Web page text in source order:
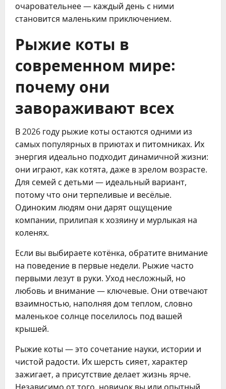
очаровательнее — каждый день с ними
становится маленьким приключением.
Рыжие коты в
современном мире:
почему они
завораживают всех
В 2026 году рыжие коты остаются одними из
самых популярных в приютах и питомниках. Их
энергия идеально подходит динамичной жизни:
они играют, как котята, даже в зрелом возрасте.
Для семей с детьми — идеальный вариант,
потому что они терпеливые и весёлые.
Одиноким людям они дарят ощущение
компании, прилипая к хозяину и мурлыкая на
коленях.
Если вы выбираете котёнка, обратите внимание
на поведение в первые недели. Рыжие часто
первыми лезут в руки. Уход несложный, но
любовь и внимание — ключевые. Они отвечают
взаимностью, наполняя дом теплом, словно
маленькое солнце поселилось под вашей
крышей.
Рыжие коты — это сочетание науки, истории и
чистой радости. Их шерсть сияет, характер
зажигает, а присутствие делает жизнь ярче.